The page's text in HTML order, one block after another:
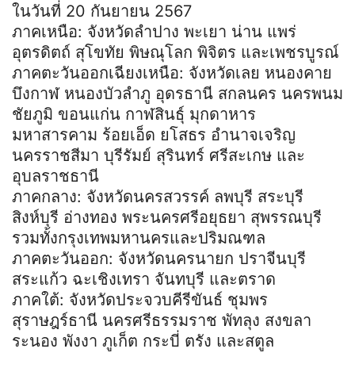
ในวันที่ 20 กันยายน 2567
ภาคเหนือ: จังหวัดลำปาง พะเยา น่าน แพร่
อุตรดิตถ์ สุโขทัย พิษณุโลก พิจิตร และเพชรบูรณ์
ภาคตะวันออกเฉียงเหนือ: จังหวัดเลย หนองคาย
บึงกาฬ หนองบัวลำภู อุดรธานี สกลนคร นครพนม
ชัยภูมิ ขอนแก่น กาฬสินธุ์ มุกดาหาร
มหาสารคาม ร้อยเอ็ด ยโสธร อำนาจเจริญ
นครราชสีมา บุรีรัมย์ สุรินทร์ ศรีสะเกษ และ
อุบลราชธานี
ภาคกลาง: จังหวัดนครสวรรค์ ลพบุรี สระบุรี
สิงห์บุรี อ่างทอง พระนครศรีอยุธยา สุพรรณบุรี
รวมทั้งกรุงเทพมหานครและปริมณฑล
ภาคตะวันออก: จังหวัดนครนายก ปราจีนบุรี
สระแก้ว ฉะเชิงเทรา จันทบุรี และตราด
ภาคใต้: จังหวัดประจวบคีรีขันธ์ ชุมพร
สุราษฎร์ธานี นครศรีธรรมราช พัทลุง สงขลา
ระนอง พังงา ภูเก็ต กระบี่ ตรัง และสตูล